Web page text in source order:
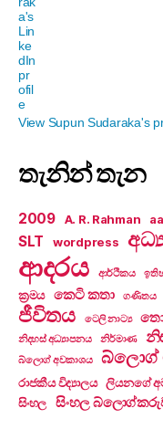
View Supun Sudaraka's
තැනින් තැන
2009 A. R. Rahman
SLT wordpress
ආදරය ආර්ථිකය
ක්‍රමය කෙටි කතා ගණිතය
ජීවිතය ටෙලි නාට්‍ය
නිදහස් අධ්‍යාපනය නිර්මාණ
බ්ලොග් අවකාශය බ්ලොග්
රාජකීය විද්‍යාලය
ලියනගේ
සිංහල සිංහල